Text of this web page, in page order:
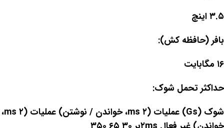
۳.۵ اینچ
بافر (حافظه کش):
۱۶ مگابایت
حداکثر تحمل شوک:
شوک (Gs) عملیات (۲ ms، خواندن / نوشتن) عملیات (۲ ms،